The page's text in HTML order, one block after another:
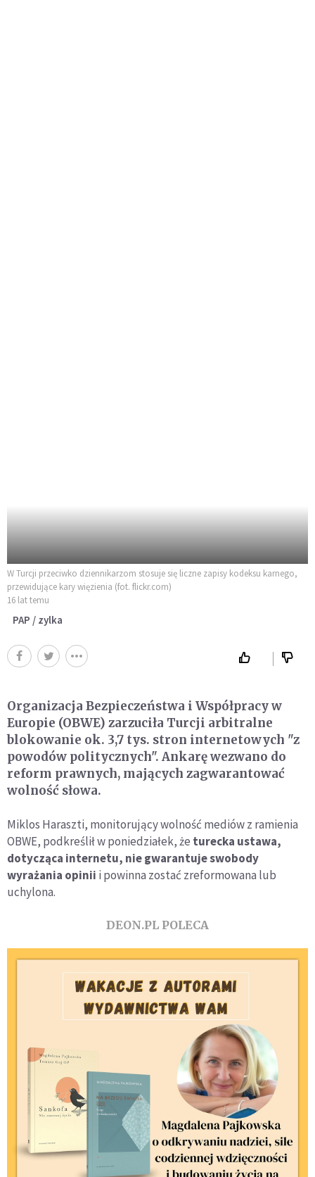
W Turcji przeciwko dziennikarzom stosuje się liczne zapisy kodeksu karnego,
przewidujące kary więzienia (fot. flickr.com)
16 lat temu
PAP / zylka
Organizacja Bezpieczeństwa i Współpracy w
Europie (OBWE) zarzuciła Turcji arbitralne
blokowanie ok. 3,7 tys. stron internetowych "z
powodów politycznych". Ankarę wezwano do
reform prawnych, mających zagwarantować
wolność słowa.
Miklos Haraszti, monitorujący wolność mediów z ramienia
OBWE, podkreślił w poniedziałek, że turecka ustawa,
dotycząca internetu, nie gwarantuje swobody
wyrażania opinii i powinna zostać zreformowana lub
uchylona.
DEON.PL POLECA